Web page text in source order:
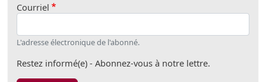
Courriel
L'adresse électronique de l'abonné.
Restez informé(e) - Abonnez-vous à notre lettre.